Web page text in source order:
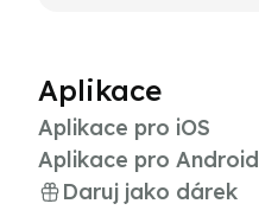
Aplikace
Aplikace pro iOS
Aplikace pro Android
Daruj jako dárek